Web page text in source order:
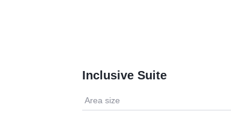
Inclusive Suite
Area size